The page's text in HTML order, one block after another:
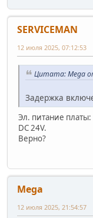
SERVICEMAN
12 июля 2025, 07:12:53
Цитата: Mega
Задержка
Эл. питание платы:
DC 24V.
Верно?
Mega
12 июля 2025, 21:54:57